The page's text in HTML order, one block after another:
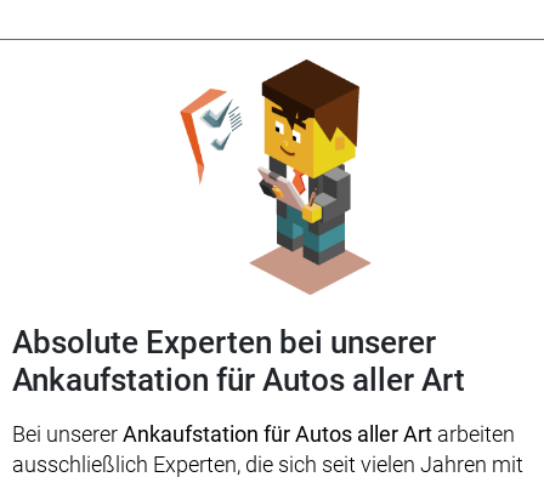
Absolute Experten bei unserer
Ankaufstation für Autos aller Art
Bei unsererAnkaufstation für Autos aller Art arbeiten
ausschließlich Experten, die sich seit vielen Jahren mit